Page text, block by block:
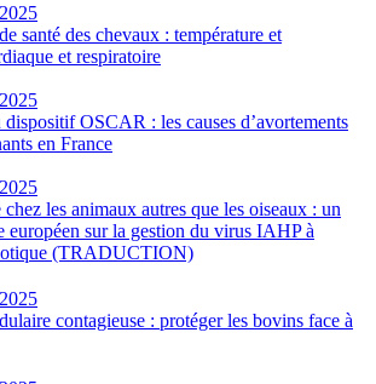
santé des chevaux : température et
et respiratoire
OSCAR : les causes d’avortements
en France
les animaux autres que les oiseaux : un
européen sur la gestion du virus IAHP à
(TRADUCTION)
contagieuse : protéger les bovins face à